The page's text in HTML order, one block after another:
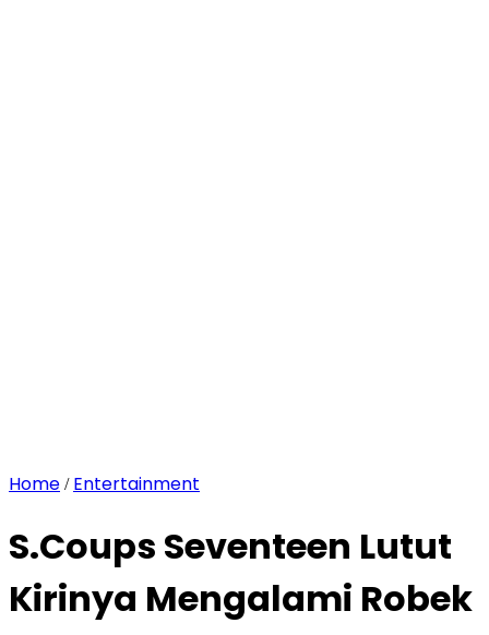
Home / Entertainment
S.Coups Seventeen Lutut
Kirinya Mengalami Robek